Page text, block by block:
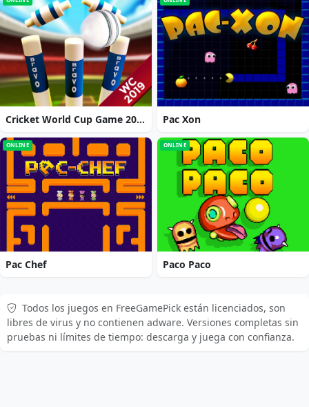
Cricket World Cup Game 2019 Mini Ground Cricke Pac Xon
ONLINE
Pac Chef
ONLINE
Paco Paco
Todos los juegos en FreeGamePick están licenciados, son
libres de virus y no contienen adware. Versiones completas sin
pruebas ni límites de tiempo: descarga y juega con confianza.